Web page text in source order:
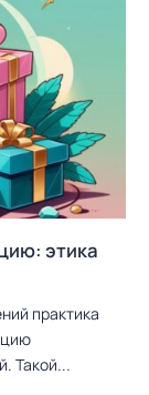
этика
практика
Такой...